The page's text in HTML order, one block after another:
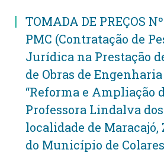
TOMADA DE PREÇOS
PMC (Contratação de
Jurídica na Prestação
de Obras de
“Reforma e Ampliação
Professora Lindalva dos
localidade de Maracajó,
do Município de